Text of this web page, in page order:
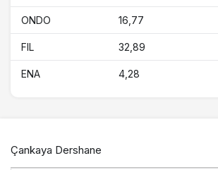
ONDO 16,77
FIL 32,89
ENA 4,28
Çankaya Dershane